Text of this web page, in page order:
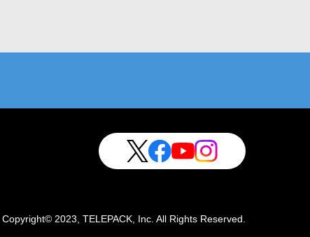
Copyright© 2023, TELEPACK, Inc. All Rights Reserved.